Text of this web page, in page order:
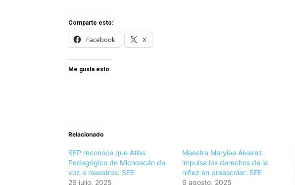
Comparte esto:
Facebook X
Me gusta esto:
Relacionado
SEP reconoce que Atlas
Pedagógico de Michoacán da
voz a maestros: SEE
26 julio, 2025
Maestra Marylee Álvarez
impulsa los derechos de la
niñez en preescolar: SEE
6 agosto, 2025